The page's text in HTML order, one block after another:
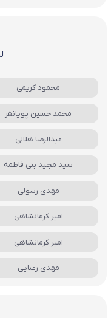
محمود کریمی
محمد حسین پویانفر
عبدالرضا هلالی
سید مجید بنی فاطمه
مهدی رسولی
امیر کرمانشاهی
امیر کرمانشاهی
مهدی رعنایی